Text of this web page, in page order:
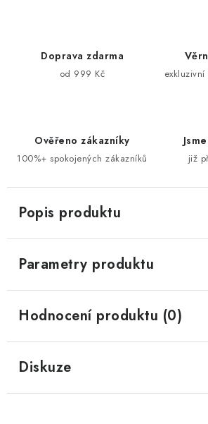
Doprava zdarma
od 999 Kč
Ověřeno zákazníky
100%+ spokojených zákazníků již
Popis produktu
Parametry produktu
Hodnocení produktu (0)
Diskuze